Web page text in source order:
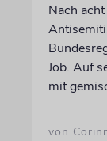
Nach
Job. Auf
mit
von